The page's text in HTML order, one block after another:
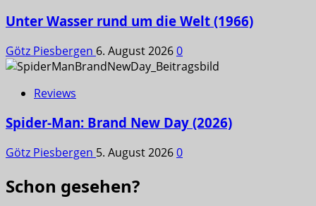
Unter Wasser rund um die Welt (1966)
Götz Piesbergen 6. August 20260
Reviews
Spider-Man: Brand New Day (2026)
Götz Piesbergen 5. August 20260
Schon gesehen?